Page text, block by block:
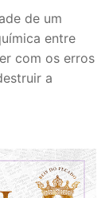
de um
entre
com os erros
a